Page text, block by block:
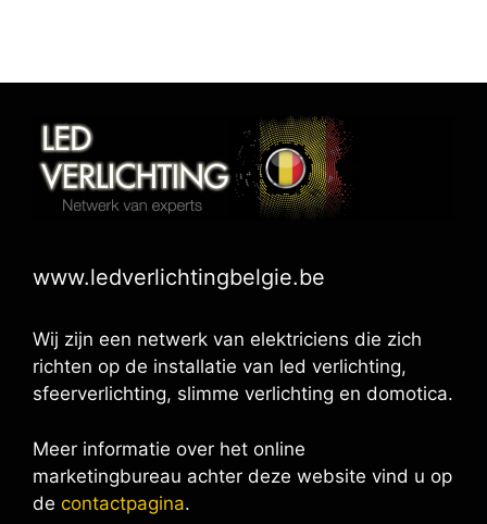
www.ledverlichtingbelgie.be
Wij zijn een netwerk van elektriciens die zich
richten op de installatie van led verlichting,
sfeerverlichting, slimme verlichting en domotica.
Meer informatie over het online
marketingbureau achter deze website vind u op
de contactpagina.